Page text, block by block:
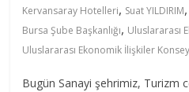
Kervansaray Hotelleri, Suat YILDIRIM
Bursa Şube Başkanlığı, Uluslararası
Uluslararası Ekonomik İlişkiler
Bugün Sanayi şehrimiz, Turizm